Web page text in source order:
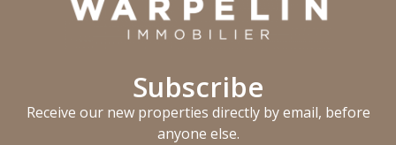
Subscribe
Receive our new properties directly by email, before
anyone else.